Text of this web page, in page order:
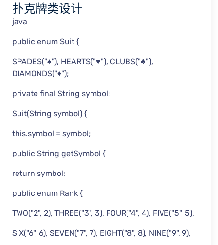
扑克牌类设计
java
public enum Suit {
SPADES("♠"), HEARTS("♥"), CLUBS("♣"),
DIAMONDS("♦");
private final String symbol;
Suit(String symbol) {
this.symbol = symbol;
public String getSymbol {
return symbol;
public enum Rank {
TWO("2", 2), THREE("3", 3), FOUR("4", 4), FIVE("5", 5),
SIX("6", 6), SEVEN("7", 7), EIGHT("8", 8), NINE("9", 9),